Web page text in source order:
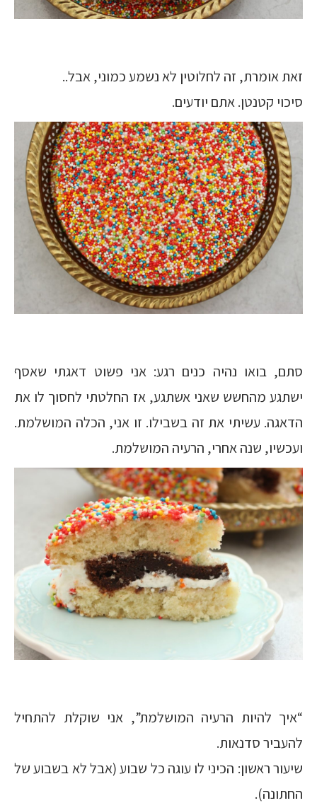
זאת אומרת, זה לחלוטין לא נשמע כמוני, אבל..
סיכוי קטנטן. אתם יודעים.
סתם, בואו נהיה כנים רגע: אני פשוט דאגתי שאסף
ישתגע מהחשש שאני אשתגע, אז החלטתי לחסוך לו את
הדאגה. עשיתי את זה בשבילו. זו אני, הכלה המושלמת.
ועכשיו, שנה אחרי, הרעיה המושלמת.
“איך להיות הרעיה המושלמת”, אני שוקלת להתחיל
להעביר סדנאות.
שיעור ראשון: הכיני לו עוגה כל שבוע (אבל לא בשבוע של
החתונה).